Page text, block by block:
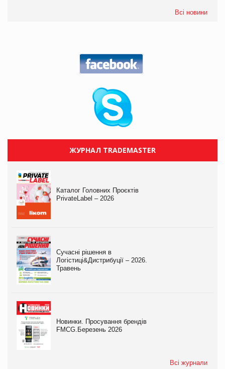
Всі новини
ЖУРНАЛ TRADEMASTER
Каталог Головних Проєктів
PrivateLabel – 2026
Сучасні рішення в
Логістиці&Дистрибуції – 2026.
Травень
Новинки. Просування брендів
FMCG.Березень 2026
Всі журнали